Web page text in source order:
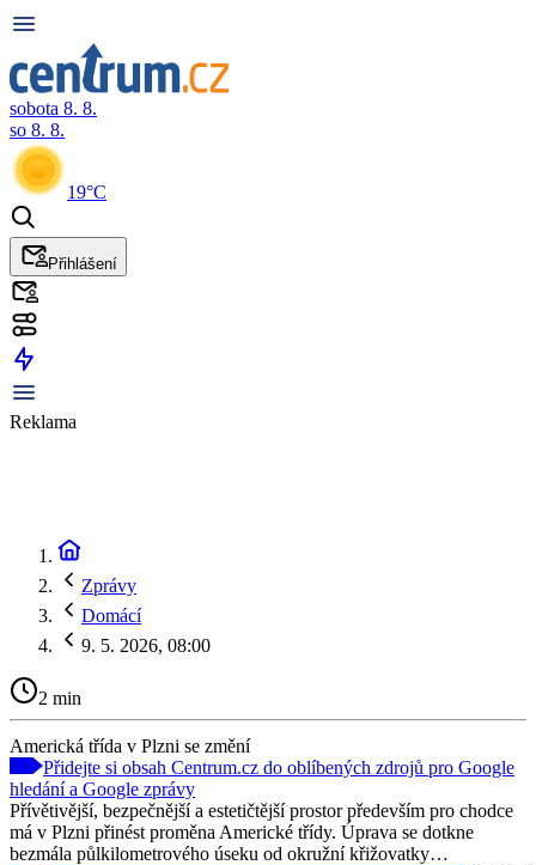
sobota 8. 8.
so 8. 8.
19°C
Přihlášení
Reklama
Zprávy
Domácí
9. 5. 2026, 08:00
2 min
Americká třída v Plzni se změní
Přidejte si obsah Centrum.cz do oblíbených zdrojů pro Google
hledání a Google zprávy
Přívětivější, bezpečnější a estetičtější prostor především pro chodce
má v Plzni přinést proměna Americké třídy. Úprava se dotkne
bezmála půlkilometrového úseku od okružní křižovatky…